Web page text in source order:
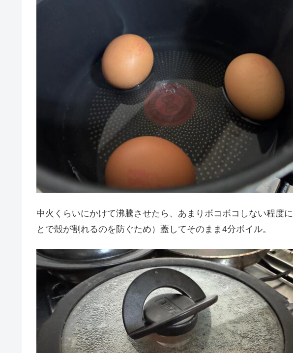
中火くらいにかけて沸騰させたら、あまりボコボコしない程度
とで殻が割れるのを防ぐため）蓋してそのまま4分ボイル。